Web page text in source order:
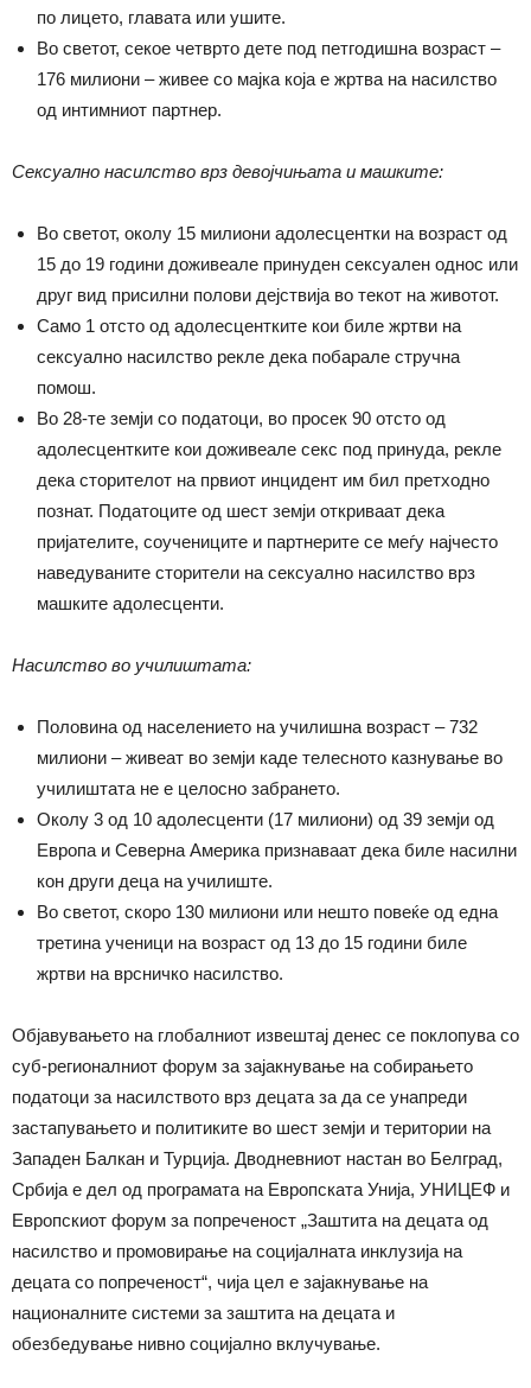
по лицето, главата или ушите.
Во светот, секое четврто дете под петгодишна возраст –
176 милиони – живее со мајка која е жртва на насилство
од интимниот партнер.
Сексуално насилство врз девојчињата и машките:
Во светот, околу 15 милиони адолесцентки на возраст од
15 до 19 години доживеале принуден сексуален однос или
друг вид присилни полови дејствија во текот на животот.
Само 1 отсто од адолесцентките кои биле жртви на
сексуално насилство рекле дека побарале стручна
помош.
Во 28-те земји со податоци, во просек 90 отсто од
адолесцентките кои доживеале секс под принуда, рекле
дека сторителот на првиот инцидент им бил претходно
познат. Податоците од шест земји откриваат дека
пријателите, соучениците и партнерите се меѓу најчесто
наведуваните сторители на сексуално насилство врз
машките адолесценти.
Насилство во училиштата:
Половина од населението на училишна возраст – 732
милиони – живеат во земји каде телесното казнување во
училиштата не е целосно забрането.
Околу 3 од 10 адолесценти (17 милиони) од 39 земји од
Европа и Северна Америка признаваат дека биле насилни
кон други деца на училиште.
Во светот, скоро 130 милиони или нешто повеќе од една
третина ученици на возраст од 13 до 15 години биле
жртви на врсничко насилство.
Објавувањето на глобалниот извештај денес се поклопува со
суб-регионалниот форум за зајакнување на собирањето
податоци за насилството врз децата за да се унапреди
застапувањето и политиките во шест земји и територии на
Западен Балкан и Турција. Дводневниот настан во Белград,
Србија е дел од програмата на Европската Унија, УНИЦЕФ и
Европскиот форум за попреченост „Заштита на децата од
насилство и промовирање на социјалната инклузија на
децата со попреченост“, чија цел е зајакнување на
националните системи за заштита на децата и
обезбедување нивно социјално вклучување.